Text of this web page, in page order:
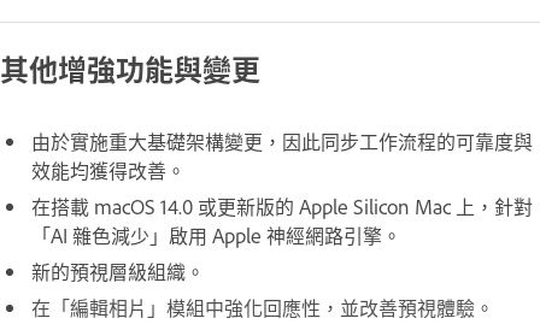
其他增強功能與變更
由於實施重大基礎架構變更，因此同步工作流程的可靠度與
效能均獲得改善。
在搭載 macOS 14.0 或更新版的 Apple Silicon Mac 上，針對
「AI 雜色減少」啟用 Apple 神經網路引擎。
新的預視層級組織。
在「編輯相片」模組中強化回應性，並改善預視體驗。